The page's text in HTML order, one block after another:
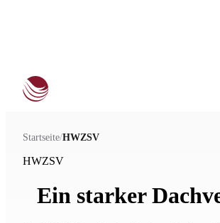
Startseite/HWZSV
HWZSV
Ein starker